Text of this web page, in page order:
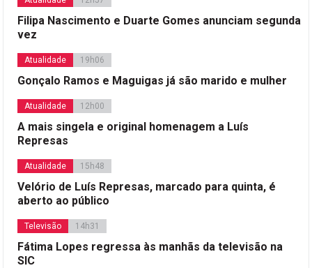
Filipa Nascimento e Duarte Gomes anunciam segunda
vez
Atualidade 19h06
Gonçalo Ramos e Maguigas já são marido e mulher
Atualidade 12h00
A mais singela e original homenagem a Luís
Represas
Atualidade 15h48
Velório de Luís Represas, marcado para quinta, é
aberto ao público
Televisão 14h31
Fátima Lopes regressa às manhãs da televisão na
SIC